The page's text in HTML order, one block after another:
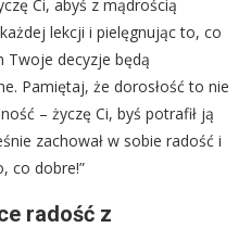
Ci, abyś z mądrością
lekcji i pielęgnując to, co
Twoje decyzje będą
Pamiętaj, że dorosłość to nie
– życzę Ci, byś potrafił ją
zachował w sobie radość i
co dobre!”
radość z